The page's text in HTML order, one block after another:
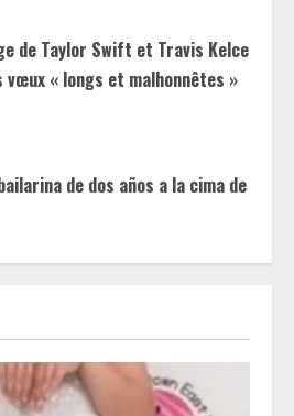
de Taylor Swift et Travis Kelce
« longs et malhonnêtes »
de dos años a la cima de